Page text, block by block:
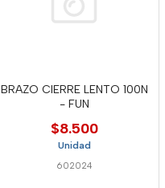
BRAZO CIERRE LENTO 100N
- FUN
$8.500
Unidad
602024